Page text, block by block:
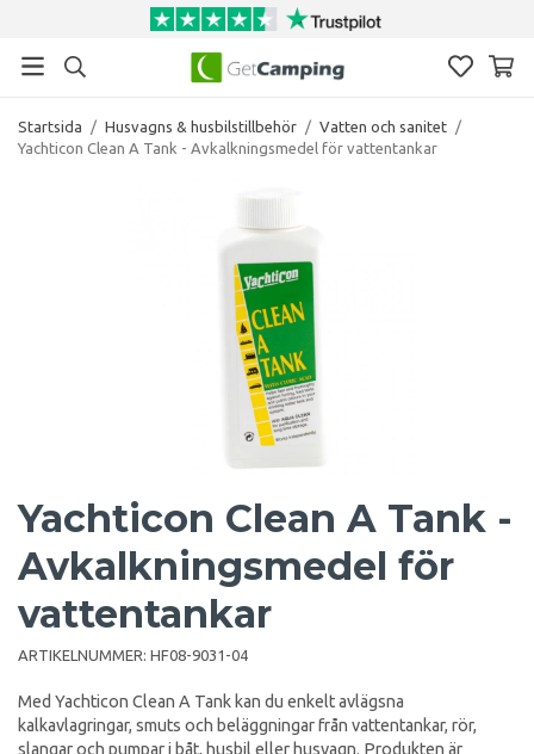
Startsida / Husvagns & husbilstillbehör / Vatten och sanitet /
Yachticon Clean A Tank - Avkalkningsmedel för vattentankar
Yachticon Clean A Tank -
Avkalkningsmedel för
vattentankar
ARTIKELNUMMER: HF08-9031-04
Med Yachticon Clean A Tank kan du enkelt avlägsna
kalkavlagringar, smuts och beläggningar från vattentankar, rör,
slangar och pumpar i båt, husbil eller husvagn. Produkten är